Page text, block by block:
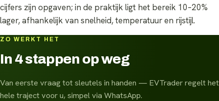
cijfers zijn opgaven; in de praktijk ligt het bereik 10–20%
lager, afhankelijk van snelheid, temperatuur en rijstijl.
ZO WERKT HET
In 4 stappen op weg
Van eerste vraag tot sleutels in handen — EVTrader regelt het
hele traject voor u, simpel via WhatsApp.